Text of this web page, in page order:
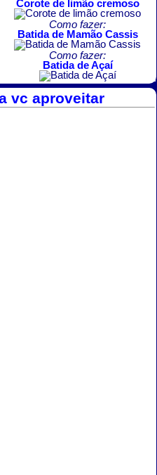
Corote de limão cremoso
Como fazer:
Batida de Mamão Cassis
Como fazer:
Batida de Açaí
vc aproveitar